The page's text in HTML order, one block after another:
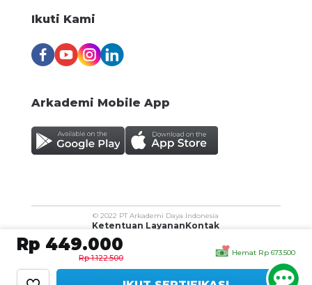
Rp 449.000
Rp 1.122.500
Hemat Rp 673.500
Ikuti Kami
Arkademi Mobile App
© 2022 PT Arkademi Daya Indonesia
Ketentuan LayananKontak